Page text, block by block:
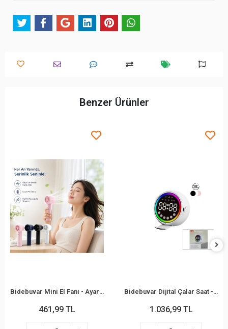
Benzer Ürünler
Bidebuvar Mini El Fanı - Ayarlanabilir Hız - Dijital Gösterge - 5W - Karışık Renk
461,99 TL
Bidebuvar Dijital Çalar Saat - Bluetooth Özellikli Mini Hoparlör - USB Şarjlı - Işıklı
1.036,99 TL